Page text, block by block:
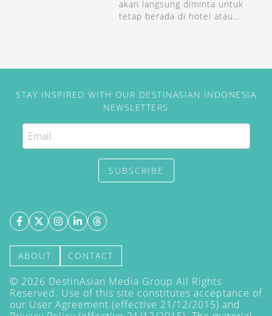
akan langsung diminta untuk
tetap berada di hotel atau
STAY INSPIRED WITH OUR DESTINASIAN INDONESIA
NEWSLETTERS
SUBSCRIBE
ABOUT CONTACT
© 2026 DestinAsian Media Group All Rights
Reserved. Use of this site constitutes acceptance of
our User Agreement (effective 21/12/2015) and